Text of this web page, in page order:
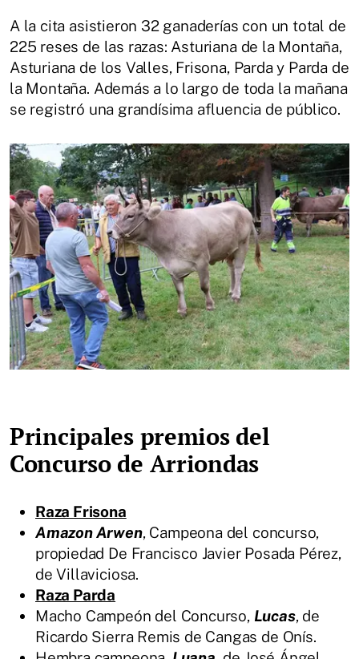
A la cita asistieron 32 ganaderías con un total de
225 reses de las razas: Asturiana de la Montaña,
Asturiana de los Valles, Frisona, Parda y Parda de
la Montaña. Además a lo largo de toda la mañana
se registró una grandísima afluencia de público.
Principales premios del
Concurso de Arriondas
Raza Frisona
Amazon Arwen, Campeona del concurso,
propiedad De Francisco Javier Posada Pérez,
de Villaviciosa.
Raza Parda
Macho Campeón del Concurso, Lucas, de
Ricardo Sierra Remis de Cangas de Onís.